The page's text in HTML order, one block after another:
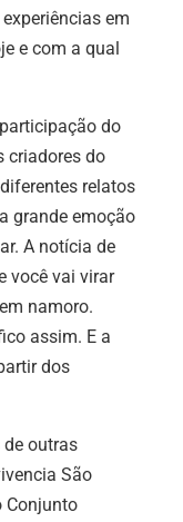
em
e com a qual
do
criadores do
relatos
grande emoção
A notícia de
você vai virar
namoro.
assim. E a
dos
de outras
São
Conjunto